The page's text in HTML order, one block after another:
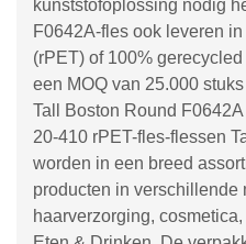
kunststofoplossing nodig
F0642A-fles ook leveren
(rPET) of 100%
een MOQ van 25.000
Tall Boston Round
20-410 rPET-fles-flessen
worden in een breed
producten in verschillende
haarverzorging,